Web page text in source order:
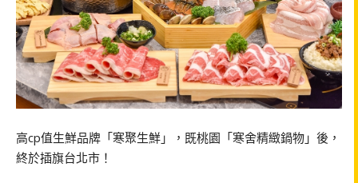
高cp值生鮮品牌「寒聚生鮮」，既桃園「寒舍精緻鍋物」後，
終於插旗台北市！